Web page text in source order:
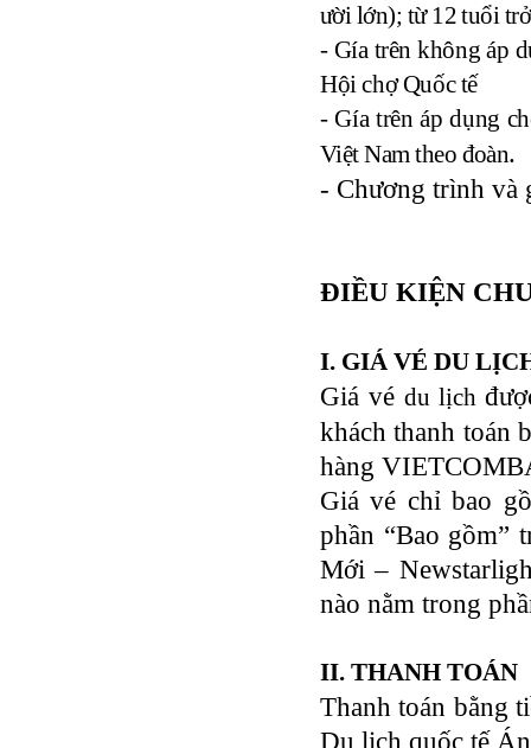
ười lớn); từ 12 tuổi
- Gía trên không áp
Hội chợ Quốc tế
- Gía trên áp dụng
Việt Nam theo đoàn.
- Chương trình và
ĐIỀU KIỆN
I. GIÁ VÉ DU
Giá vé du lịch
khách thanh toán
hàng
Giá vé chỉ bao
phần “Bao gồm”
Mới –
nào nằm trong
II. THANH TOÁN
Thanh toán bằng
Du lịch quốc tế